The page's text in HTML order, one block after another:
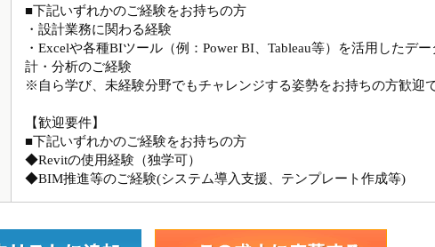
■下記いずれかのご経験をお持ちの方
・設計業務に関わる経験
・Excelや各種BIツール（例：Power BI、Tableau等）を活用したデー
計・分析のご経験
※自ら学び、未経験分野でもチャレンジする姿勢をお持ちの方歓迎
【歓迎要件】
■下記いずれかのご経験をお持ちの方
◆Revitの使用経験（独学可）
◆BIM推進等のご経験(システム導入支援、テンプレート作成等)